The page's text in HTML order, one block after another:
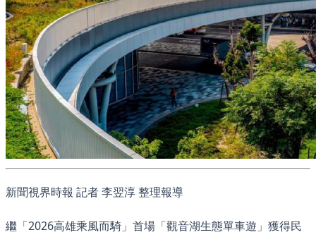
新聞視界時報 記者 李翌淳 整理報導
繼「2026高雄乘風而騎」首場「觀音湖生態單車遊」獲得民